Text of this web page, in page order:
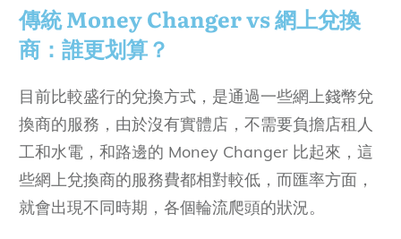
傳統 Money Changer vs 網上兌換
商：誰更划算？
目前比較盛行的兌換方式，是通過一些網上錢幣兌
換商的服務，由於沒有實體店，不需要負擔店租人
工和水電，和路邊的 Money Changer 比起來，這
些網上兌換商的服務費都相對較低，而匯率方面，
就會出現不同時期，各個輪流爬頭的狀況。